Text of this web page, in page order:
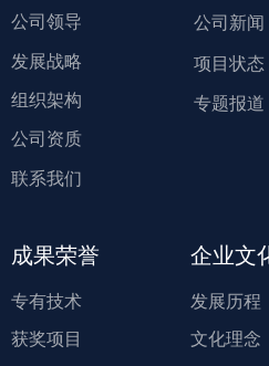
公司领导
发展战略
组织架构
公司资质
联系我们
公司新闻
项目状态
专题报道
成果荣誉
专有技术
获奖项目
企业文
发展历程
文化理念